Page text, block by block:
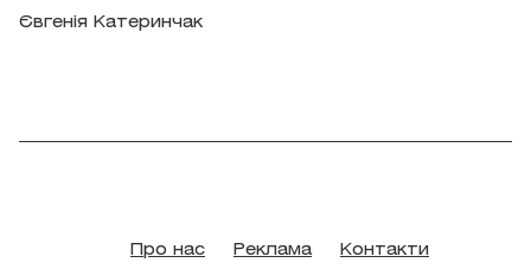
Євгенія Катеринчак
Про нас Реклама Контакти